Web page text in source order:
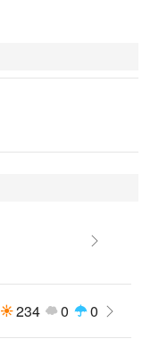
234 0 0